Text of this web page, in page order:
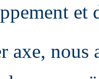
et
axe, nous